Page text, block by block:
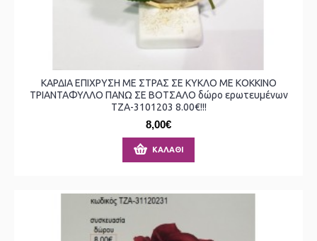
ΚΑΡΔΙΑ ΕΠΙΧΡΥΣΗ ΜΕ ΣΤΡΑΣ ΣΕ ΚΥΚΛΟ ΜΕ ΚΟΚΚΙΝΟ
ΤΡΙΑΝΤΑΦΥΛΛΟ ΠΑΝΩ ΣΕ ΒΟΤΣΑΛΟ δώρο ερωτευμένων
ΤΖΑ-3101203 8.00€!!!
8,00€
ΚΑΛΆΘΙ